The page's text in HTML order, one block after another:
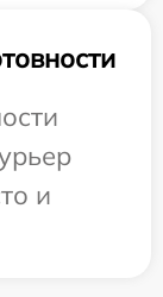
и